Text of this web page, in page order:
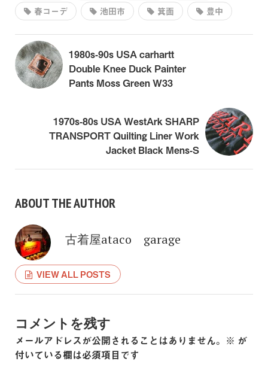
春コーデ
池田市 箕面 豊中
1980s-90s USA carhartt
Double Knee Duck Painter
Pants Moss Green W33
1970s-80s USA WestArk SHARP
TRANSPORT Quilting Liner Work
Jacket Black Mens-S
ABOUT THE AUTHOR
古着屋ataco garage
VIEW ALL POSTS
コメントを残す
メールアドレスが公開されることはありません。 ※ が
付いている欄は必須項目です